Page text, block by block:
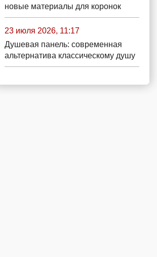
новые материалы для коронок
23 июля 2026, 11:17
Душевая панель: современная
альтернатива классическому душу